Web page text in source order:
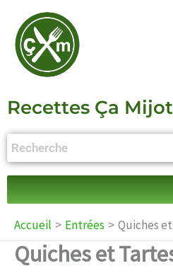
contenu
Recettes Ça
Accueil Entrées Quiches
Quiches et